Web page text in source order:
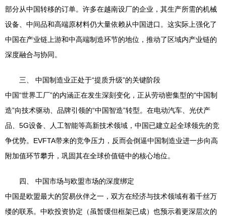
部分从中国转移的订单。许多在越南设厂的企业，其生产所需的机械
设备、中间品和高端原材料仍大量依赖从中国进口。这实际上强化了
中国在产业链上游和中高端制造环节的地位，推动了区域内产业链的
深度融合与协同。
三、 中国制造业正处于“提质升级”的关键阶段
中国“世界工厂”的内涵正在发生深刻变化，正从劳动密集型的“中国制
造”向技术驱动、品牌引领的“中国智造”转型。在电动汽车、光伏产
品、5G设备、人工智能等高新技术领域，中国已建立起全球领先的竞
争优势。EVFTA带来的竞争压力，反而会倒逼中国制造业进一步向高
附加值环节攀升，巩固其在全球价值链中的核心地位。
四、 中国市场与欧盟市场的深度绑定
中国是欧盟最大的贸易伙伴之一，双方在经济与技术领域有着千丝万
缕的联系。中欧投资协定（虽暂缓但框架已成）也预示着更深层次的